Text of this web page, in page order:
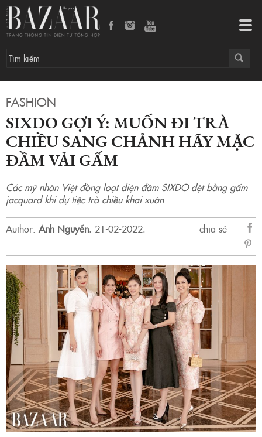
FASHION
SIXDO GỢI Ý: MUỐN ĐI TRÀ
CHIỀU SANG CHẢNH HÃY MẶC
ĐẦM VẢI GẤM
Các mỹ nhân Việt đồng loạt diện đầm SIXDO dệt bằng gấm
jacquard khi dự tiệc trà chiều khai xuân
Author: Anh Nguyễn. 21-02-2022.
chia sẻ
sẻ